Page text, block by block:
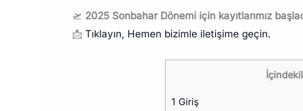
🛫 2025 Sonbahar Dönemi için kayıtlarımız
📩 Tıklayın, Hemen bizimle iletişime geçin.
1 Giriş